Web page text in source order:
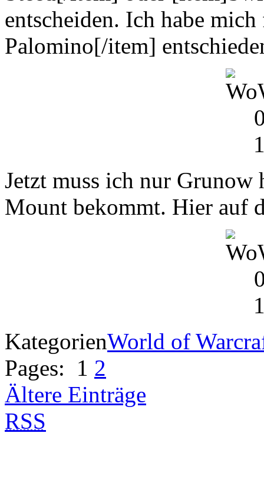
entscheiden. Ich habe
Palomino[/item]
Jetzt muss ich nur Grunow
Mount bekommt. Hier auf
KategorienWorld of
Pages:
1 2
Ältere Einträge
RSS